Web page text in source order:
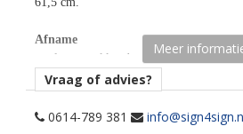
Afname
per losse strekkende meter.
Materiaaltype
opaak gekleurde promotionele snijfolie.
Meer
Vraag of advies?
0614-789 381